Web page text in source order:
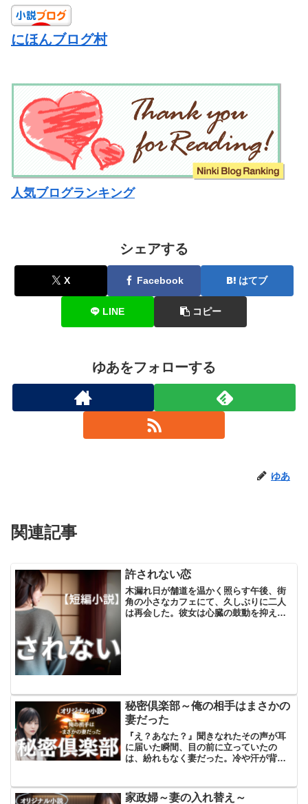
にほんブログ村
人気ブログランキング
シェアする
X Facebook はてブ
LINE コピー
ゆあをフォローする
ゆあ
関連記事
許されない恋
木漏れ日が舗道を温かく照らす午後、街
角の小さなカフェにて、久しぶりに二人
は再会した。彼女は心臓の鼓動を抑えき
秘密倶楽部～俺の相手はまさかの
妻だった
『え？あなた？』聞きなれたその声が耳
に届いた瞬間、目の前に立っていたの
は、紛れもなく妻だった。冷や汗が背中
ようやく巣立ち、娘にかかる教育費が終
家政婦～妻の入れ替え～